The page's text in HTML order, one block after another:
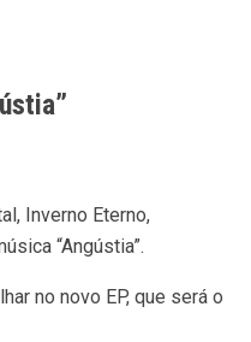
Inverno Eterno,
“Angústia”.
no novo EP, que será o